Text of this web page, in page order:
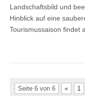
Landschaftsbild und
Hinblick auf eine
Tourismussaison findet
Seite 6 von 6 « 1